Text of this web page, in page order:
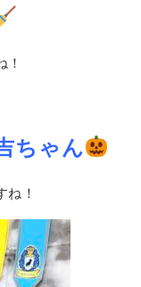
ちゃん
！